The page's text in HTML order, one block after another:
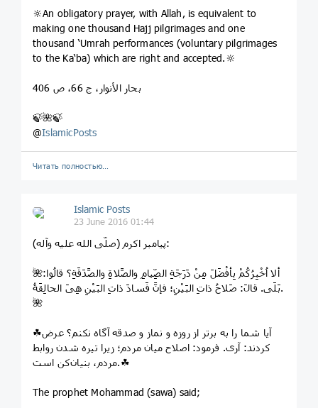
🔆An obligatory prayer, with Allah, is equivalent to
making one thousand Hajj pilgrimages and one
thousand ‘Umrah performances (voluntary pilgrimages
to the Ka‘ba) which are right and accepted.🔆
بحار الأنوار، ج 66، ص 406
🍃🌺🍃
@IslamicPosts
Читать полностью…
Islamic Posts
23 June 2016 01:44
پیامبر اکرم (صلّی‌ الله‌ علیه‌ وآله):
🌺ألا اُخْبِرُکُمْ بِأفْضَلَ مِنْ دَرَجَةِ الصِّیامِ والصَّلاةِ والصَّدَقَةِ؟ قالُوا:
بَلَی. قالَ: صَلاحُ ذاتِ البَیْنِ؛ فإنَّ فَسادَ ذاتِ البَیْنِ هِیَ الحالِقَةُ.
🌺
☘آیا شما را به برتر از روزه و نماز و صدقه آگاه نکنم؟ عرض
کردند: آری. فرمود: اصلاح میان مردم؛ زیرا تیره شدن روابط
مردم، بنیان‌کن است.☘
The prophet Mohammad (sawa) said;